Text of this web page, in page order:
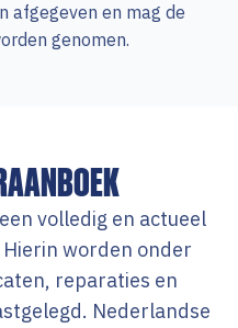
afgegeven en mag de
genomen.
volledig en actueel
worden onder
reparaties en
Nederlandse